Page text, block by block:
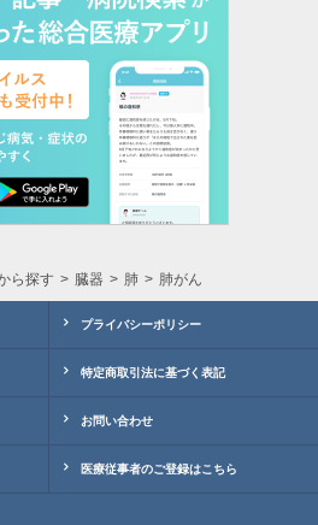
ら探す 臓器 肺 肺がん
プライバシーポリシー
特定商取引法に基づく表記
お問い合わせ
医療従事者のご登録はこちら